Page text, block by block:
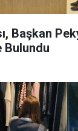
Bulundu